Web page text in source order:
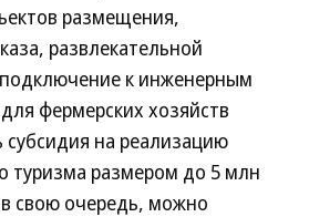
размещения,
развлекательной
к инженерным
фермерских хозяйств
субсидия на реализацию
туризма размером до 5 млн
в свою очередь, можно